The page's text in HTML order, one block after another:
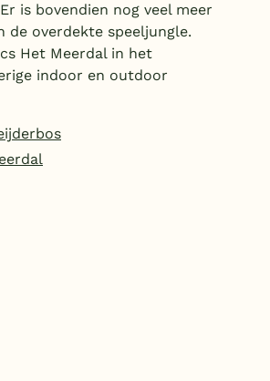
is bovendien nog veel meer
de overdekte speeljungle.
Het Meerdal in het
indoor en outdoor